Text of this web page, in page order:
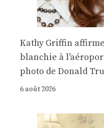
Kathy Griffin
blanchie à
photo de Donald
6 août 2026